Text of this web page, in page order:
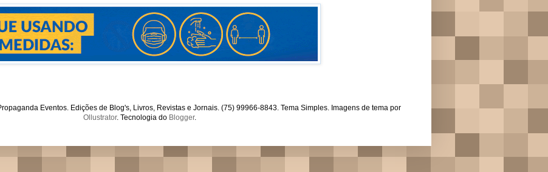
Eventos. Edições de Blog's, Livros, Revistas e Jornais. (75) 99966-8843. Tema Simples. Imagens de tema por
Ollustrator. Tecnologia do Blogger.